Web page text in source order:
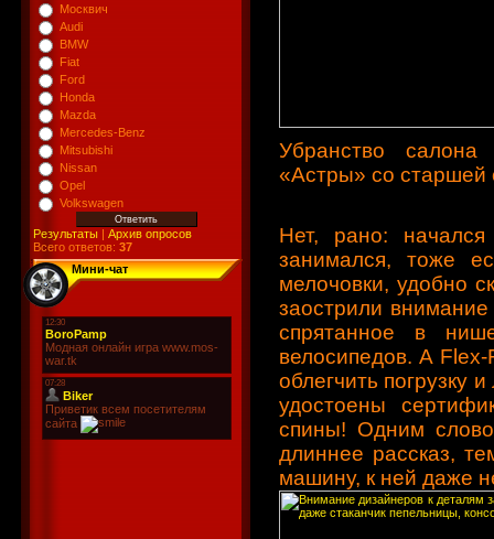
Москвич
Audi
BMW
Fiat
Ford
Honda
Mazda
Mercedes-Benz
Mitsubishi
Nissan
Opel
Volkswagen
Результаты| Архив опросов
Всего ответов: 37
Мини-чат
Убранство салона
«Астры» со старшей
Нет, рано:
занимался, тоже
мелочовки, удобно
заострили
спрятанное в
велосипедов. А
облегчить погрузку
удостоены
спины! Одним
длиннее рассказ,
машину, к ней даже